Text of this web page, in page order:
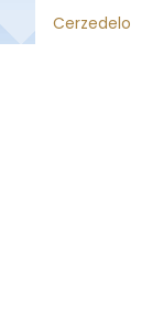
Cerzedelo